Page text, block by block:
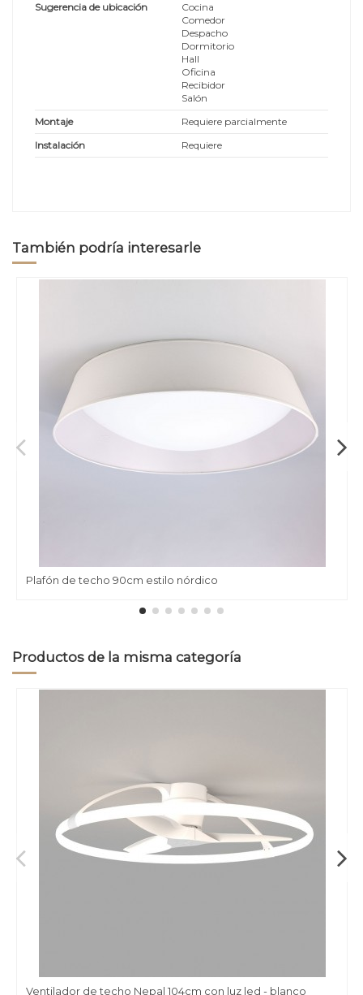
Sugerencia de ubicación
Cocina
Comedor
Despacho
Dormitorio
Hall
Oficina
Recibidor
Salón
Montaje
Requiere parcialmente
Instalación
Requiere
También podría interesarle
Plafón de techo 90cm estilo nórdico
Productos de la misma categoría
Ventilador de techo Nepal 104cm con luz led - blanco